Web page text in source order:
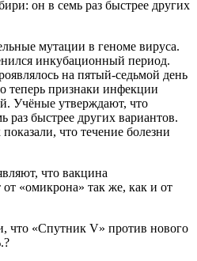
мутации в геноме вируса.
инкубационный период.
на пятый-седьмой день
теперь признаки инфекции
Учёные утверждают, что
раз быстрее других вариантов.
что течение болезни
что вакцина
«омикрона» так же, как и от
что «Спутник V» против нового